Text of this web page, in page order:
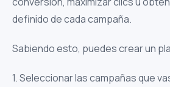
definido de cada campaña.
Sabiendo esto, puedes crear un
1. Seleccionar las campañas que